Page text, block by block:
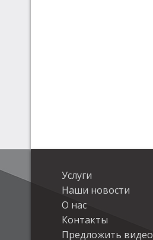
Услуги
Наши новости
О нас
Контакты
Предложить видео